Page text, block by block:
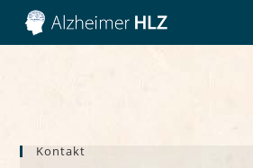
Preskoči
sadržaj
Kontakt